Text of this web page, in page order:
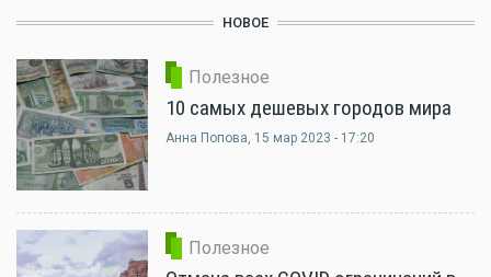
НОВОЕ
Полезное
10 самых дешевых городов мира
Анна Попова, 15 мар 2023 - 17:20
Полезное